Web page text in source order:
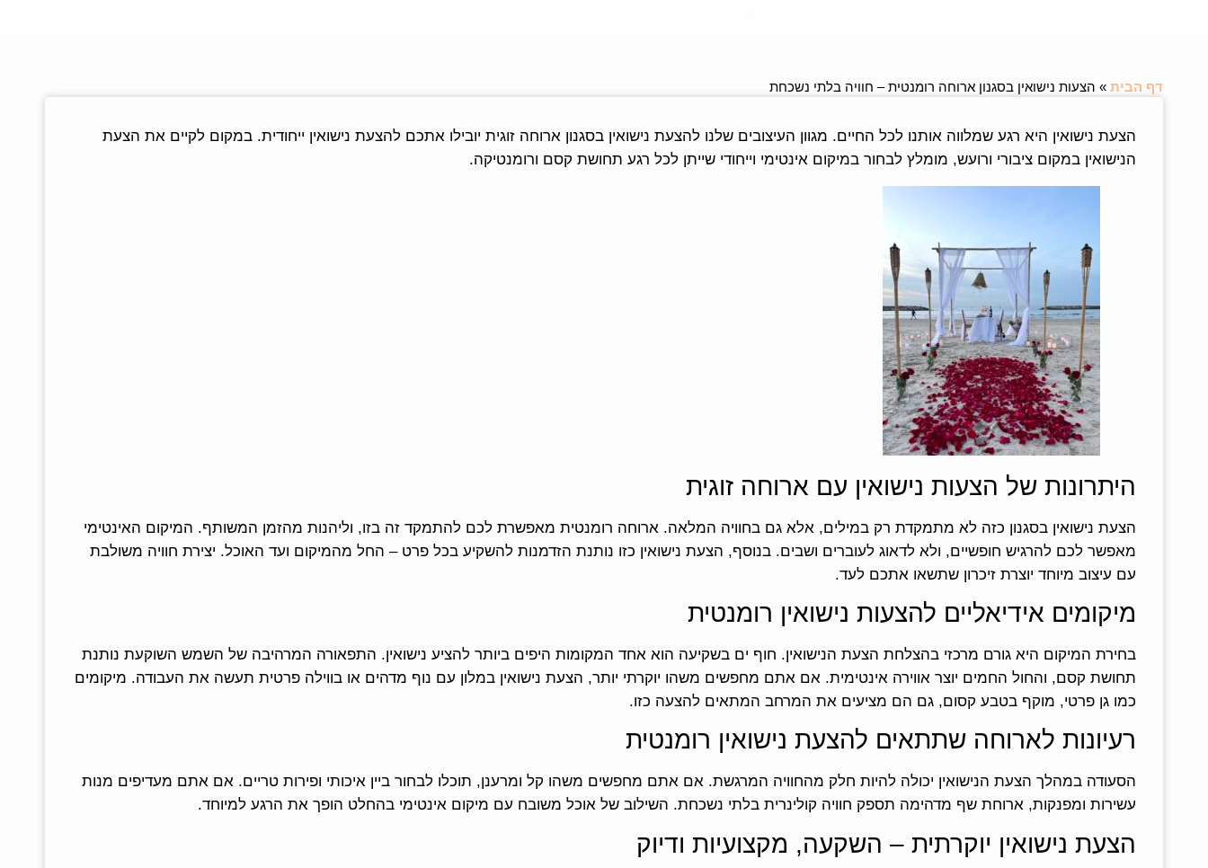
דף הבית » הצעות נישואין בסגנון ארוחה רומנטית – חוויה בלתי נשכחת
הצעת נישואין היא רגע שמלווה אותנו לכל החיים. מגוון העיצובים שלנו להצעת נישואין בסגנון ארוחה זוגית יובילו אתכם להצעת נישואין ייחודית. במקום לקיים את הצעת
הנישואין במקום ציבורי ורועש, מומלץ לבחור במיקום אינטימי וייחודי שייתן לכל רגע תחושת קסם ורומנטיקה.
היתרונות של הצעות נישואין עם ארוחה זוגית
הצעת נישואין בסגנון כזה לא מתמקדת רק במילים, אלא גם בחוויה המלאה. ארוחה רומנטית מאפשרת לכם להתמקד זה בזו, וליהנות מהזמן המשותף. המיקום האינטימי
מאפשר לכם להרגיש חופשיים, ולא לדאוג לעוברים ושבים. בנוסף, הצעת נישואין כזו נותנת הזדמנות להשקיע בכל פרט – החל מהמיקום ועד האוכל. יצירת חוויה משולבת
עם עיצוב מיוחד יוצרת זיכרון שתשאו אתכם לעד.
מיקומים אידיאליים להצעות נישואין רומנטית
בחירת המיקום היא גורם מרכזי בהצלחת הצעת הנישואין. חוף ים בשקיעה הוא אחד המקומות היפים ביותר להציע נישואין. התפאורה המרהיבה של השמש השוקעת נותנת
תחושת קסם, והחול החמים יוצר אווירה אינטימית. אם אתם מחפשים משהו יוקרתי יותר, הצעת נישואין במלון עם נוף מדהים או בווילה פרטית תעשה את העבודה. מיקומים
כמו גן פרטי, מוקף בטבע קסום, גם הם מציעים את המרחב המתאים להצעה כזו.
רעיונות לארוחה שתתאים להצעת נישואין רומנטית
הסעודה במהלך הצעת הנישואין יכולה להיות חלק מהחוויה המרגשת. אם אתם מחפשים משהו קל ומרענן, תוכלו לבחור ביין איכותי ופירות טריים. אם אתם מעדיפים מנות
עשירות ומפנקות, ארוחת שף מדהימה תספק חוויה קולינרית בלתי נשכחת. השילוב של אוכל משובח עם מיקום אינטימי בהחלט הופך את הרגע למיוחד.
הצעת נישואין יוקרתית – השקעה, מקצועיות ודיוק